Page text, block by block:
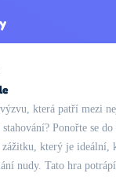
která patří mezi
Ponořte se
který je ideální,
nudy. Tato hra